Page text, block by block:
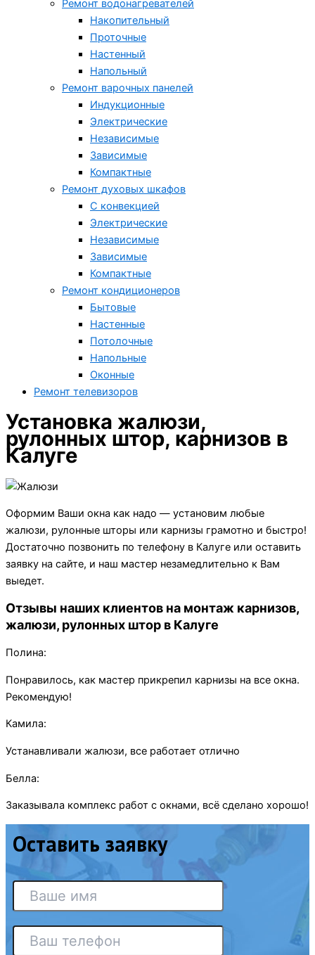
Ремонт водонагревателей
Накопительный
Проточные
Настенный
Напольный
Ремонт варочных панелей
Индукционные
Электрические
Независимые
Зависимые
Компактные
Ремонт духовых шкафов
С конвекцией
Электрические
Независимые
Зависимые
Компактные
Ремонт кондиционеров
Бытовые
Настенные
Потолочные
Напольные
Оконные
Ремонт телевизоров
Установка жалюзи,
рулонных штор, карнизов в
Калуге
Оформим Ваши окна как надо — установим любые
жалюзи, рулонные шторы или карнизы грамотно и быстро!
Достаточно позвонить по телефону в Калуге или оставить
заявку на сайте, и наш мастер незамедлительно к Вам
выедет.
Отзывы наших клиентов на монтаж карнизов,
жалюзи, рулонных штор в Калуге
Полина:
Понравилось, как мастер прикрепил карнизы на все окна.
Рекомендую!
Камила:
Устанавливали жалюзи, все работает отлично
Белла:
Заказывала комплекс работ с окнами, всё сделано хорошо!
Оставить заявку